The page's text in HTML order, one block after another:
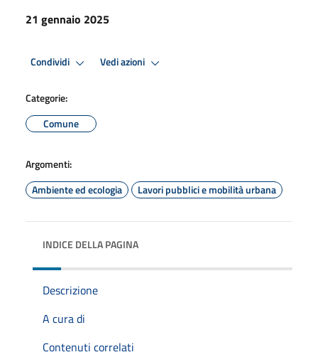
21 gennaio 2025
Condividi Vedi azioni
Categorie:
Comune
Argomenti:
Ambiente ed ecologia
Lavori pubblici e mobilità urbana
INDICE DELLA PAGINA
Descrizione
A cura di
Contenuti correlati